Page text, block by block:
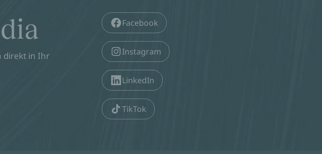
direkt in Ihr
Facebook
Instagram
LinkedIn
TikTok